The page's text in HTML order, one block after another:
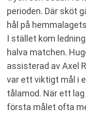
perioden. Där sköt
hål på
I stället kom
halva matchen.
assisterad av Axel
var ett viktigt mål i
tålamod. När ett
första målet ofta